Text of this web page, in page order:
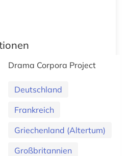
Drama Corpora Project
Deutschland
Frankreich
Griechenland (Altertum)
Großbritannien